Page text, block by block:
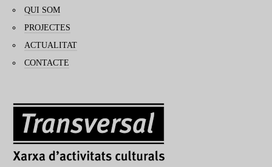
QUI SOM
PROJECTES
ACTUALITAT
CONTACTE